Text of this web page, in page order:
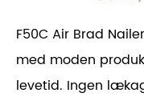
F50C Air Brad
med moden
levetid. Ingen